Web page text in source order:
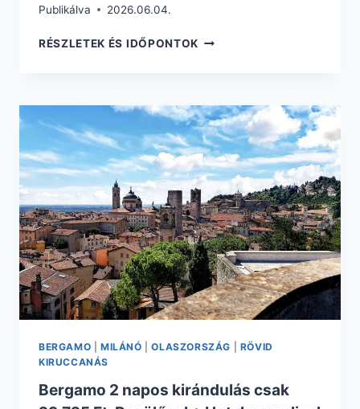
Publikálva 2026.06.04.
RÉSZLETEK ÉS IDŐPONTOK BERGAMO
REPÜLŐVEL
12.025
FT.
BERGAMO |MILÁNÓ |OLASZORSZÁG
RÖVID
KIRUCCANÁS
Bergamo 2 napos kirándulás csak